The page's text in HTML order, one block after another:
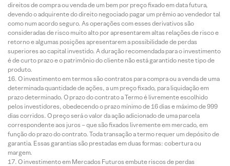
direitos de compra ou venda de um bem por preço fixado em data futura,
devendo o adquirente do direito negociado pagar um prêmio ao vendedor tal
como num acordo seguro. As operações com esses derivativos são
consideradas de risco muito alto por apresentarem altas relações de risco e
retorno e algumas posições apresentarem a possibilidade de perdas
superiores ao capital investido. A duração recomendada para o investimento
é de curto prazo e o patrimônio do cliente não está garantido neste tipo de
produto.
O investimento em termos são contratos para compra ou a venda de uma
determinada quantidade de ações, a um preço fixado, para liquidação em
prazo determinado. O prazo do contrato a Termo é livremente escolhido
pelos investidores, obedecendo o prazo mínimo de 16 dias e máximo de 999
dias corridos. O preço será o valor da ação adicionado de uma parcela
correspondente aos juros – que são fixados livremente em mercado, em
função do prazo do contrato. Toda transação a termo requer um depósito de
garantia. Essas garantias são prestadas em duas formas: cobertura ou
margem.
O investimento em Mercados Futuros embute riscos de perdas